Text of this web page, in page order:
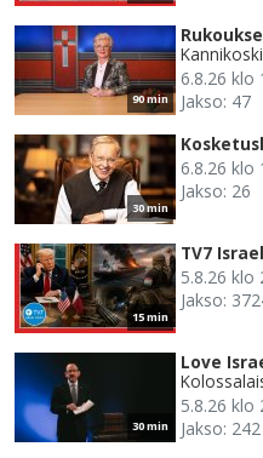
90 min
6.8.26 klo
Jakso: 47
30 min
6.8.26 klo
Jakso: 26
15 min
TV7
5.8.26 klo
Jakso:
30 min
Love
5.8.26 klo
Jakso: 242